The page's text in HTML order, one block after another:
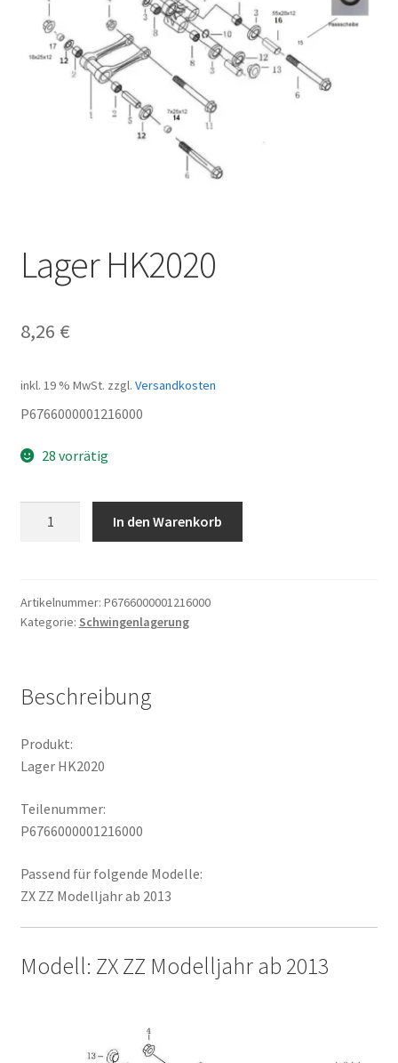
Lager HK2020
8,26 €
inkl. 19 % MwSt. zzgl. Versandkosten
P6766000001216000
28 vorrätig
In den Warenkorb
Artikelnummer: P6766000001216000
Kategorie: Schwingenlagerung
Beschreibung
Produkt:
Lager HK2020
Teilenummer:
P6766000001216000
Passend für folgende Modelle:
ZX ZZ Modelljahr ab 2013
Modell: ZX ZZ Modelljahr ab 2013